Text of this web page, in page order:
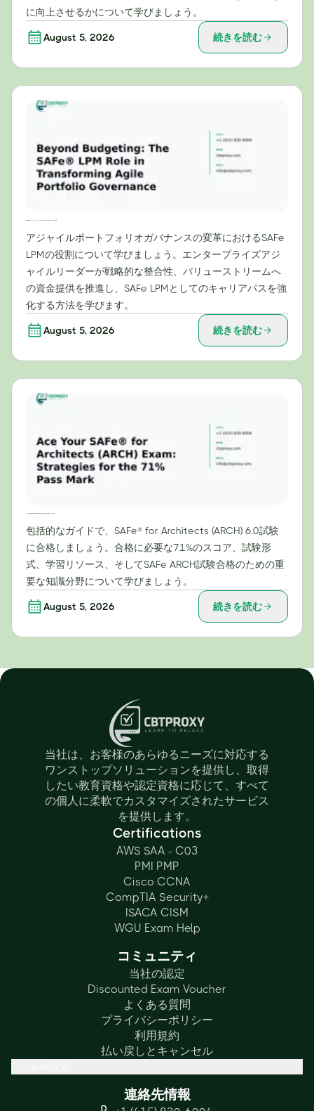
に向上させるかについて学びましょう。
August 5, 2026 続きを読む
アジャイルポートフォリオガバナンスの変革におけるSAFe
LPMの役割について学びましょう。エンタープライズアジ
ャイルリーダーが戦略的な整合性、バリューストリームへ
の資金提供を推進し、SAFe LPMとしてのキャリアパスを強
化する方法を学びます。
August 5, 2026 続きを読む
包括的なガイドで、SAFe® for Architects (ARCH) 6.0試験
に合格しましょう。合格に必要な71%のスコア、試験形
式、学習リソース、そしてSAFe ARCH試験合格のための重
要な知識分野について学びましょう。
August 5, 2026 続きを読む
当社は、お客様のあらゆるニーズに対応する
ワンストップソリューションを提供し、取得
したい教育資格や認定資格に応じて、すべて
の個人に柔軟でカスタマイズされたサービス
を提供します。
Certifications
AWS SAA - C03
PMI PMP
Cisco CCNA
CompTIA Security+
ISACA CISM
WGU Exam Help
コミュニティ
当社の認定
Discounted Exam Voucher
よくある質問
プライバシーポリシー
利用規約
払い戻しとキャンセル
連絡先情報